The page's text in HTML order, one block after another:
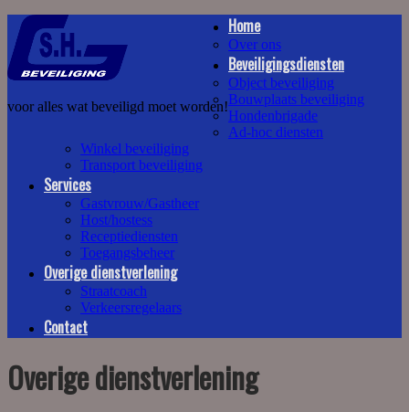
voor alles wat beveiligd moet worden!
Home
Over ons
Beveiligingsdiensten
Object beveiliging
Bouwplaats beveiliging
Hondenbrigade
Ad-hoc diensten
Winkel beveiliging
Transport beveiliging
Services
Gastvrouw/Gastheer
Host/hostess
Receptiediensten
Toegangsbeheer
Overige dienstverlening
Straatcoach
Verkeersregelaars
Contact
Overige dienstverlening